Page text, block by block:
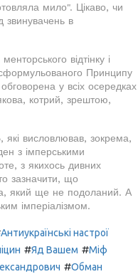
мило". Цікаво, чи
звинувачень в
відтінку і
Принципу
у всіх осередках
котрий, зрештою,
які висловлював, зокрема,
з імперськими
з якихось дивних
зазначити, що
який ще не подоланий. А
імперіалізмом.
Антиукраїнські настрої
#Яд Вашем #Міф
#Обман